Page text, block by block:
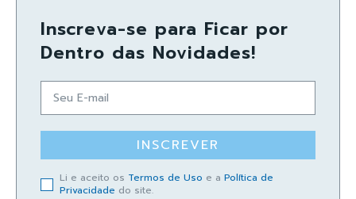
Inscreva-se para Ficar por
Dentro das Novidades!
INSCREVER
Li e aceito os Termos de Uso e a Política de
Privacidade do site.